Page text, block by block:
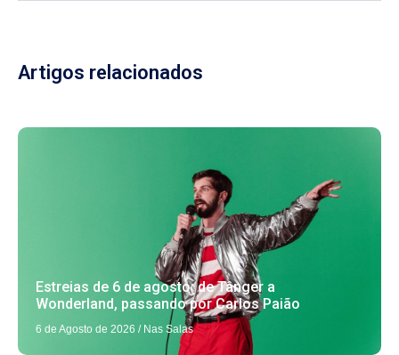
Artigos relacionados
Estreias de 6 de agosto: de Tânger a
Wonderland, passando por Carlos Paião
6 de Agosto de 2026 / Nas Salas